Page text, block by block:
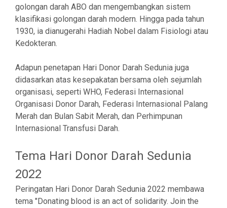
golongan darah ABO dan mengembangkan sistem
klasifikasi golongan darah modern. Hingga pada tahun
1930, ia dianugerahi Hadiah Nobel dalam Fisiologi atau
Kedokteran.
Adapun penetapan Hari Donor Darah Sedunia juga
didasarkan atas kesepakatan bersama oleh sejumlah
organisasi, seperti WHO, Federasi Internasional
Organisasi Donor Darah, Federasi Internasional Palang
Merah dan Bulan Sabit Merah, dan Perhimpunan
Internasional Transfusi Darah.
Tema Hari Donor Darah Sedunia
2022
Peringatan Hari Donor Darah Sedunia 2022 membawa
tema "Donating blood is an act of solidarity. Join the